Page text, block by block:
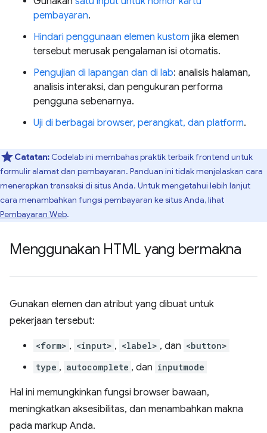
pembayaran.
Hindari penggunaan elemen kustom jika elemen
tersebut merusak pengalaman isi otomatis.
Pengujian di lapangan dan di lab: analisis halaman,
analisis interaksi, dan pengukuran performa
pengguna sebenarnya.
Uji di berbagai browser, perangkat, dan platform.
Catatan: Codelab ini membahas praktik terbaik frontend untuk
formulir alamat dan pembayaran. Panduan ini tidak menjelaskan cara
menerapkan transaksi di situs Anda. Untuk mengetahui lebih lanjut
cara menambahkan fungsi pembayaran ke situs Anda, lihat
Pembayaran Web.
Menggunakan HTML yang bermakna
Gunakan elemen dan atribut yang dibuat untuk
pekerjaan tersebut:
<form> , <input> , <label> , dan <button>
type , autocomplete , dan inputmode
Hal ini memungkinkan fungsi browser bawaan,
meningkatkan aksesibilitas, dan menambahkan makna
pada markup Anda.